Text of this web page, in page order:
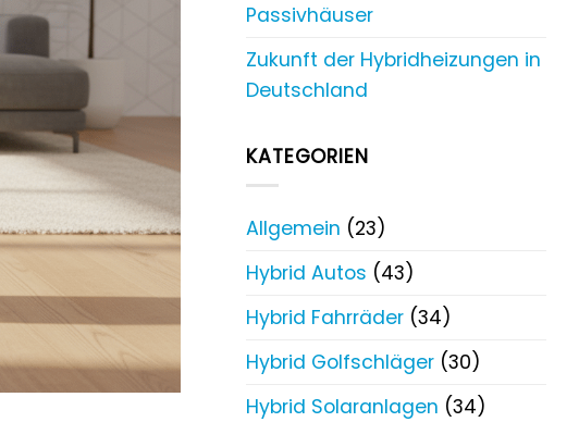
Passivhäuser
Zukunft der Hybridheizungen in
Deutschland
KATEGORIEN
Allgemein (23)
Hybrid Autos (43)
Hybrid Fahrräder (34)
Hybrid Golfschläger (30)
Hybrid Solaranlagen (34)